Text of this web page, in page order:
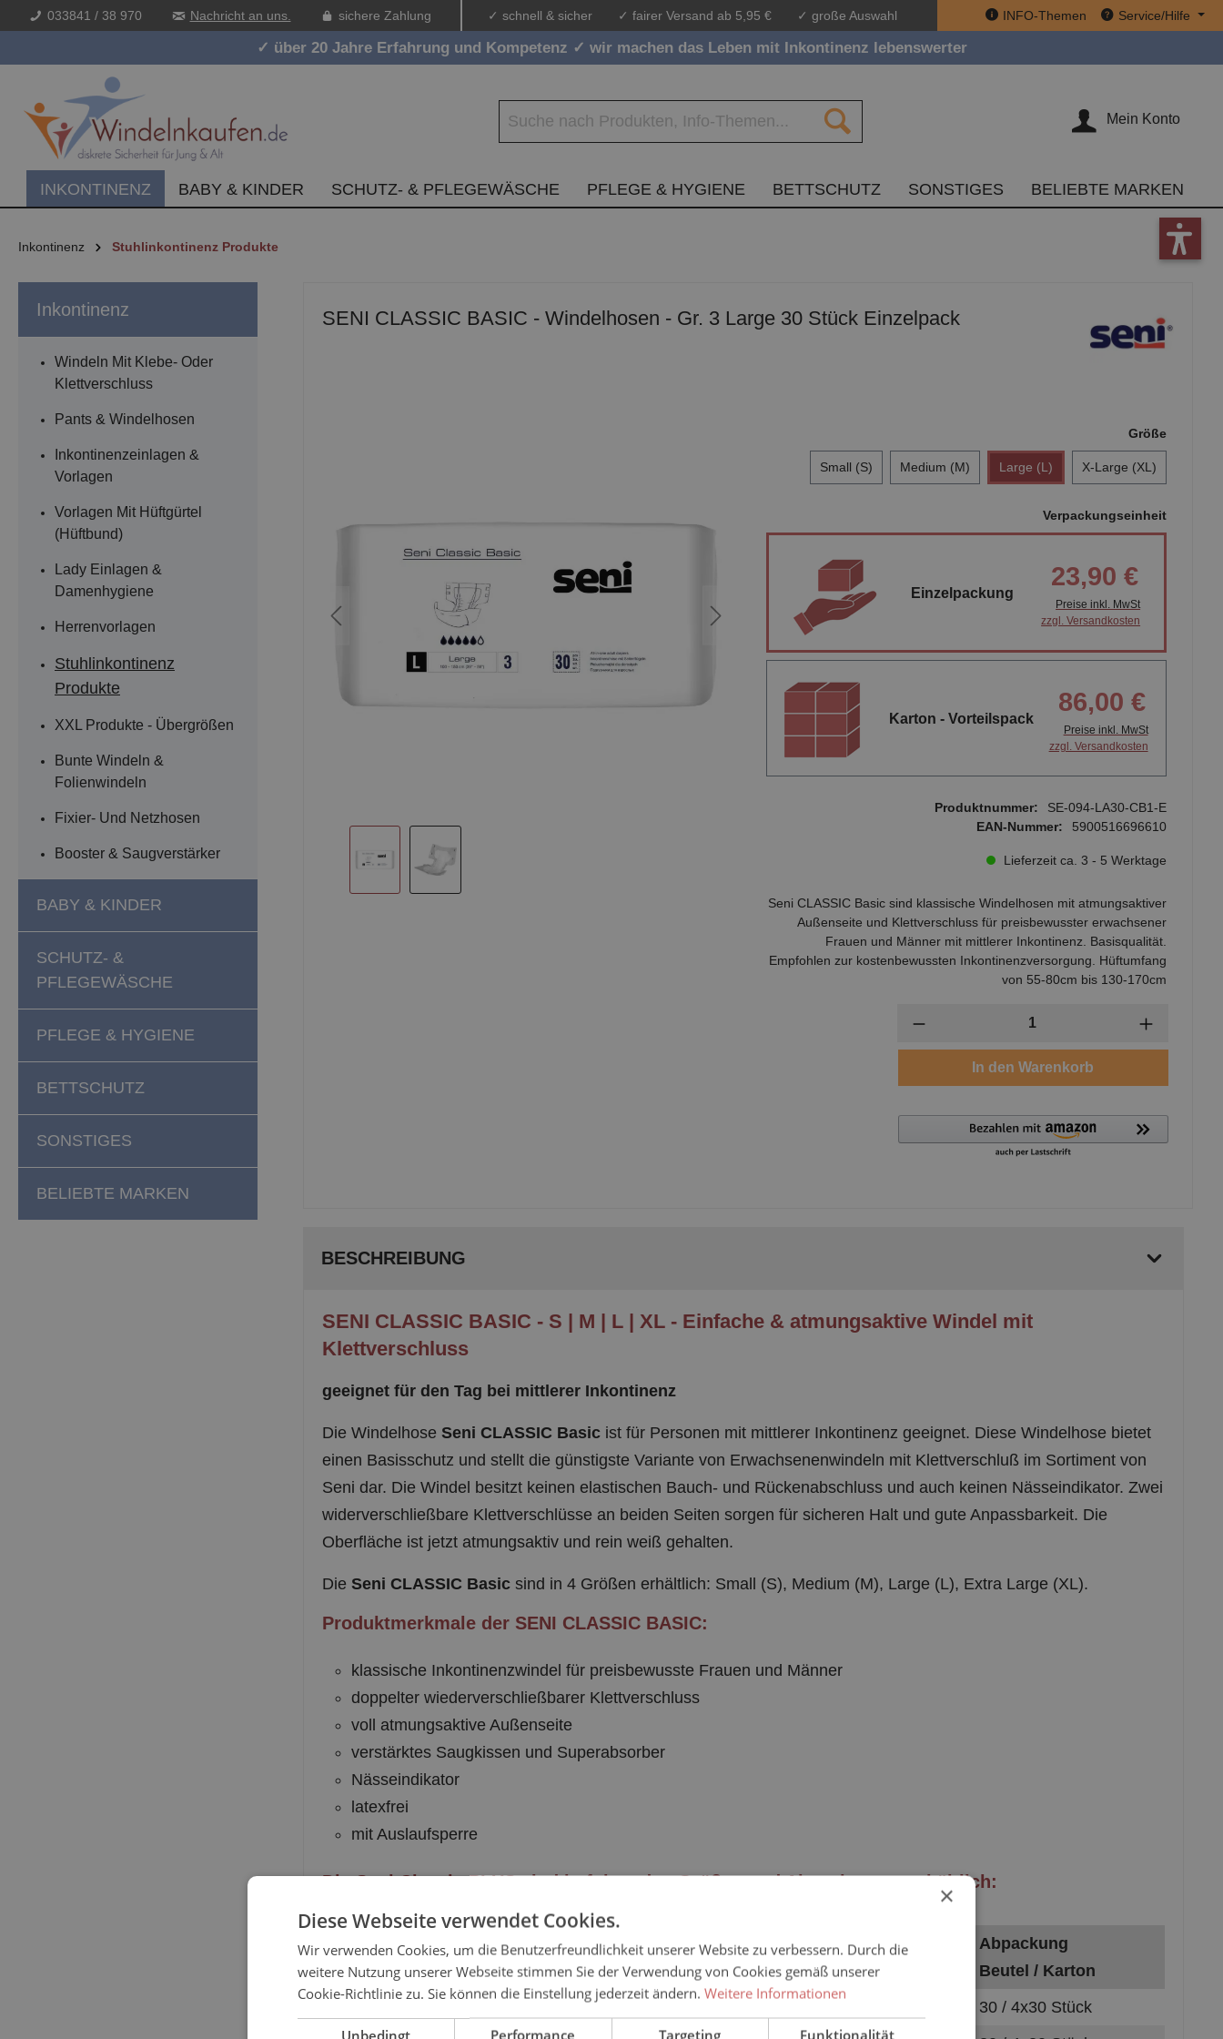
springen
033841 / 38 970 Nachricht an uns. sichere Zahlung ✓ schnell & sicher ✓ fairer Versand ab 5,95 € ✓ große Auswahl INFO-Themen Service/Hilfe
✓ über 20 Jahre Erfahrung und Kompetenz ✓ wir machen das Leben mit Inkontinenz lebenswerter
Mein Konto
INKONTINENZ BABY & KINDER SCHUTZ- & PFLEGEWÄSCHE PFLEGE & HYGIENE BETTSCHUTZ SONSTIGES BELIEBTE MARKEN
Inkontinenz Stuhlinkontinenz Produkte
Inkontinenz
Windeln Mit Klebe- Oder
Klettverschluss
Pants & Windelhosen
Inkontinenzeinlagen &
Vorlagen
Vorlagen Mit Hüftgürtel
(Hüftbund)
Lady Einlagen &
Damenhygiene
Herrenvorlagen
Stuhlinkontinenz
Produkte
XXL Produkte - Übergrößen
Bunte Windeln &
Folienwindeln
Fixier- Und Netzhosen
Booster & Saugverstärker
BABY & KINDER
SCHUTZ- &
PFLEGEWÄSCHE
PFLEGE & HYGIENE
BETTSCHUTZ
SONSTIGES
BELIEBTE MARKEN
SENI CLASSIC BASIC - Windelhosen - Gr. 3 Large 30 Stück Einzelpack
Produktnummer:
SE-094-LA30-CB1-E
EAN-Nummer:
5900516696610
Lieferzeit ca. 3 - 5 Werktage
Seni CLASSIC Basic sind klassische Windelhosen mit atmungsaktiver
Außenseite und Klettverschluss für preisbewusster erwachsener
Frauen und Männer mit mittlerer Inkontinenz. Basisqualität.
Empfohlen zur kostenbewussten Inkontinenzversorgung. Hüftumfang
von 55-80cm bis 130-170cm
Verpackungseinheit
Einzelpackung
23,90 €
Preise inkl. MwSt
zzgl. Versandkosten
Karton - Vorteilspack
86,00 €
Preise inkl. MwSt
zzgl. Versandkosten
Größe
Small (S) Medium (M) Large (L) X-Large (XL)
In den Warenkorb
BESCHREIBUNG
SENI CLASSIC BASIC - S | M | L | XL - Einfache & atmungsaktive Windel mit
Klettverschluss
geeignet für den Tag bei mittlerer Inkontinenz
Die Windelhose Seni CLASSIC Basicist für Personen mit mittlerer Inkontinenz geeignet. Diese Windelhose bietet
einen Basisschutz und stellt die günstigste Variante von Erwachsenenwindeln mit Klettverschluß im Sortiment von
Seni dar. Die Windel besitzt keinen elastischen Bauch- und Rückenabschluss und auch keinen Nässeindikator. Zwei
widerverschließbare Klettverschlüsse an beiden Seiten sorgen für sicheren Halt und gute Anpassbarkeit. Die
Oberfläche ist jetzt atmungsaktiv und rein weiß gehalten.
Die Seni CLASSIC Basicsind in 4 Größen erhältlich: Small (S), Medium (M), Large (L), Extra Large (XL).
Produktmerkmale der SENI CLASSIC BASIC:
klassische Inkontinenzwindel für preisbewusste Frauen und Männer
doppelter wiederverschließbarer Klettverschluss
voll atmungsaktive Außenseite
verstärktes Saugkissen und Superabsorber
Nässeindikator
latexfrei
mit Auslaufsperre
Die Seni Classic PLUS sind in folgenden Größen und Abpackungen erhältlich:
Größe Hüftumfang Saugleistung (ISO11948)
Abpackung
Beutel / Karton
55 - 80 cm
30 / 4x30 Stück
×
Diese Webseite verwendet Cookies.
Wir verwenden Cookies, um die Benutzerfreundlichkeit unserer Website zu verbessern. Durch die
weitere Nutzung unserer Webseite stimmen Sie der Verwendung von Cookies gemäß unserer
Cookie-Richtlinie zu. Sie können die Einstellung jederzeit ändern. Weitere Informationen
Unbedingt
Performance Targeting Funktionalität